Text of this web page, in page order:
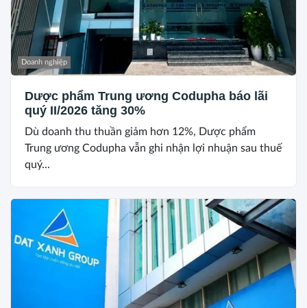
Doanh nghiệp
Dược phẩm Trung ương Codupha báo lãi
quý II/2026 tăng 30%
Dù doanh thu thuần giảm hơn 12%, Dược phẩm
Trung ương Codupha vẫn ghi nhận lợi nhuận sau thuế
quý...